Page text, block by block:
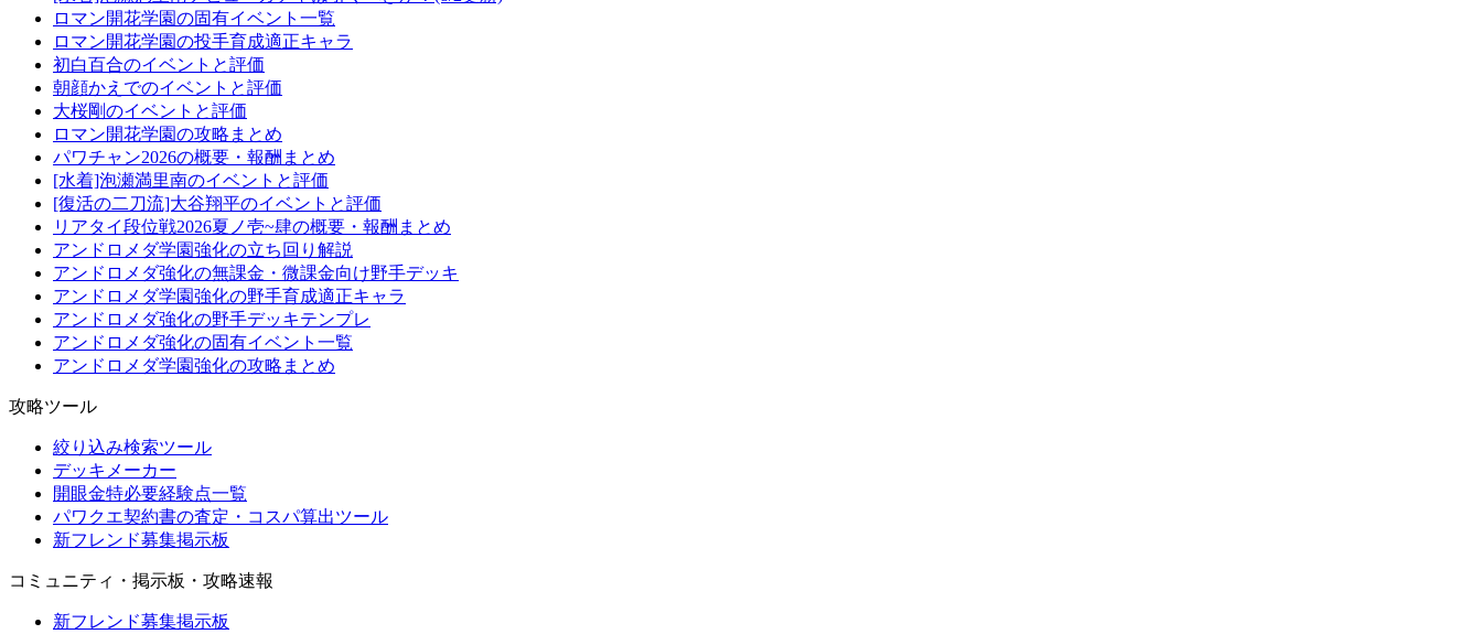
ロマン開花学園の固有イベント一覧
ロマン開花学園の投手育成適正キャラ
初白百合のイベントと評価
朝顔かえでのイベントと評価
大桜剛のイベントと評価
ロマン開花学園の攻略まとめ
パワチャン2026の概要・報酬まとめ
[水着]泡瀬満里南のイベントと評価
[復活の二刀流]大谷翔平のイベントと評価
リアタイ段位戦2026夏ノ壱~肆の概要・報酬まとめ
アンドロメダ学園強化の立ち回り解説
アンドロメダ強化の無課金・微課金向け野手デッキ
アンドロメダ学園強化の野手育成適正キャラ
アンドロメダ強化の野手デッキテンプレ
アンドロメダ強化の固有イベント一覧
アンドロメダ学園強化の攻略まとめ
攻略ツール
絞り込み検索ツール
デッキメーカー
開眼金特必要経験点一覧
パワクエ契約書の査定・コスパ算出ツール
新フレンド募集掲示板
コミュニティ・掲示板・攻略速報
新フレンド募集掲示板